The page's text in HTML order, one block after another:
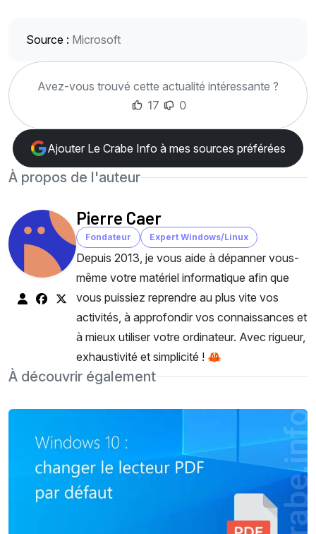
Source : Microsoft
Avez-vous trouvé cette actualité intéressante ?
17
0
Ajouter Le Crabe Info à mes sources préférées
À propos de l'auteur
Pierre Caer
Fondateur Expert Windows/Linux
Depuis 2013, je vous aide à dépanner vous-
même votre matériel informatique afin que
vous puissiez reprendre au plus vite vos
activités, à approfondir vos connaissances et
à mieux utiliser votre ordinateur. Avec rigueur,
exhaustivité et simplicité ! 🦀
À découvrir également